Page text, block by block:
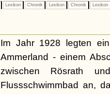
Lexikon Chronik Lexikon Chronik Lexikon
Im Jahr 1928 legten
Ammerland - einem
zwischen Rösrath
Flussschwimmbad an,